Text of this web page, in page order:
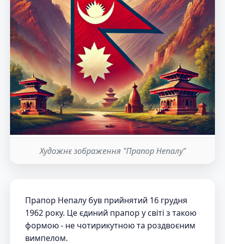
Художнє зображення "Прапор Непалу"
Прапор Непалу був прийнятий 16 грудня
1962 року. Це єдиний прапор у світі з такою
формою - не чотирикутною та роздвоєним
вимпелом.